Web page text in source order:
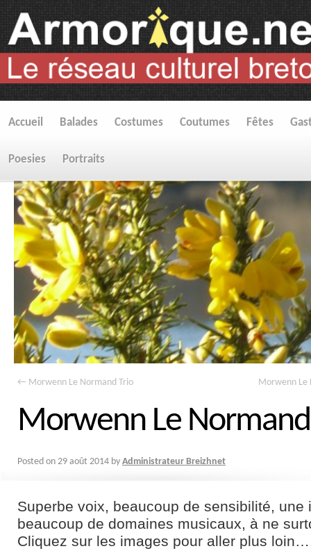
Accueil Balades Costumes Coutumes Fêtes
Poesies Portraits
← Morwenn Le Normand Trio Morwenn Le
Morwenn Le Normand
Posted on 29 août 2014 by Administrateur Breizhnet
Superbe voix, beaucoup de sensibilité, une
beaucoup de domaines musicaux, à ne
Cliquez sur les images pour aller plus